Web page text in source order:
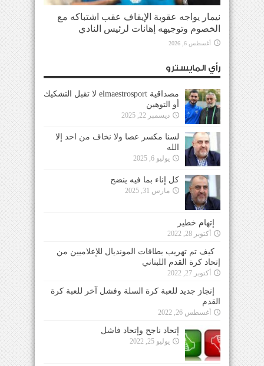
نيمار يواجه عقوبة الإيقاف عقب اشتباكه مع
الخصوم وتوجيهه إهانات لرئيس النادي
أغسطس 6, 2026
رأي المايسترو
مصداقية elmaestrosport لا تقبل التشكيك
أو التوهين
ديسمبر 22, 2025
لسنا مكسر عصا ولا نخاف من احد إلا
الله
يوليو 6, 2025
كل إناء بما فيه ينضح
مارس 31, 2025
إتهام خطير
أكتوبر 28, 2022
كيف تم تهريب بطاقات المونديال للإعلاميين من
إتحاد كرة القدم اللبناني
أكتوبر 27, 2022
إنجاز جديد للعبة كرة السلة وفشل آخر للعبة كرة
القدم
أغسطس 26, 2022
إتحاد ناجح وإتحاد فاشل
يوليو 25, 2022